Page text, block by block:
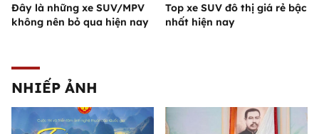
Đây là những xe SUV/MPV
không nên bỏ qua hiện nay
Top xe SUV đô thị giá rẻ bậc
nhất hiện nay
NHIẾP ẢNH